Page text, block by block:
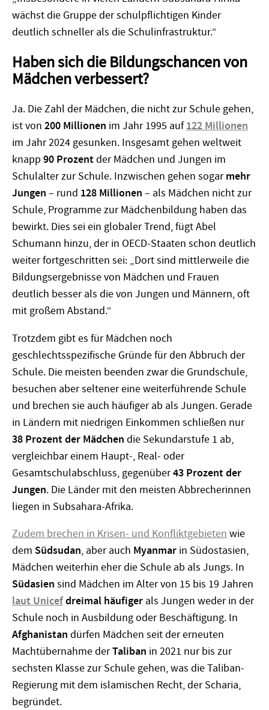
wächst die Gruppe der schulpflichtigen Kinder
deutlich schneller als die Schulinfrastruktur.“
Haben sich die Bildungschancen von
Mädchen verbessert?
Ja. Die Zahl der Mädchen, die nicht zur Schule gehen,
ist von 200 Millionen im Jahr 1995 auf122 Millionen
im Jahr 2024 gesunken. Insgesamt gehen weltweit
knapp90 Prozentder Mädchen und Jungen im
Schulalter zur Schule. Inzwischen gehen sogarmehr
Jungen – rund 128 Millionen – als Mädchen nicht zur
Schule, Programme zur Mädchenbildung haben das
bewirkt. Dies sei ein globaler Trend, fügt Abel
Schumann hinzu, der in OECD-Staaten schon deutlich
weiter fortgeschritten sei: „Dort sind mittlerweile die
Bildungsergebnisse von Mädchen und Frauen
deutlich besser als die von Jungen und Männern, oft
mit großem Abstand.“
Trotzdem gibt es für Mädchen noch
geschlechtsspezifische Gründe für den Abbruch der
Schule. Die meisten beenden zwar die Grundschule,
besuchen aber seltener eine weiterführende Schule
und brechen sie auch häufiger ab als Jungen. Gerade
in Ländern mit niedrigen Einkommen schließen nur
38 Prozent der Mädchen die Sekundarstufe 1 ab,
vergleichbar einem Haupt-, Real- oder
Gesamtschulabschluss, gegenüber43 Prozent der
Jungen. Die Länder mit den meisten Abbrecherinnen
liegen in Subsahara-Afrika.
Zudem brechen in Krisen- und Konfliktgebieten wie
dem Südsudan, aber auch Myanmar in Südostasien,
Mädchen weiterhin eher die Schule ab als Jungs. In
Südasien sind Mädchen im Alter von 15 bis 19 Jahren
laut Unicefdreimal häufiger als Jungen weder in der
Schule noch in Ausbildung oder Beschäftigung. In
Afghanistan dürfen Mädchen seit der erneuten
Machtübernahme derTaliban in 2021 nur bis zur
sechsten Klasse zur Schule gehen, was die Taliban-
Regierung mit dem islamischen Recht, der Scharia,
begründet.